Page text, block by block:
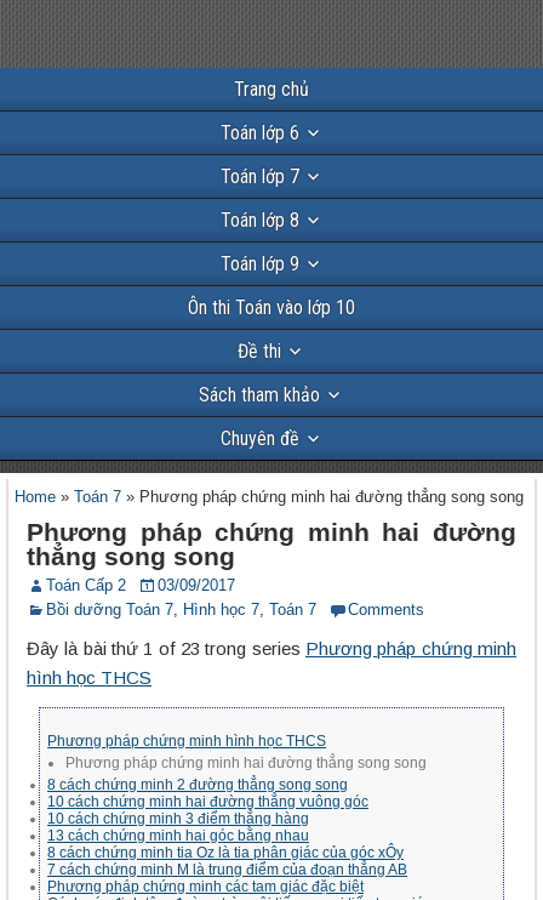
Trang chủ
Toán lớp 6
Toán lớp 7
Toán lớp 8
Toán lớp 9
Ôn thi Toán vào lớp 10
Đề thi
Sách tham khảo
Chuyên đề
Home » Toán 7 » Phương pháp chứng minh hai đường thẳng song song
Phương pháp chứng minh hai đường
thẳng song song
Toán Cấp 2
03/09/2017
Bồi dưỡng Toán 7, Hình học 7, Toán 7 Comments
Đây là bài thứ 1 of 23 trong series Phương pháp chứng minh
hình học THCS
Phương pháp chứng minh hình học THCS
Phương pháp chứng minh hai đường thẳng song song
8 cách chứng minh 2 đường thẳng song song
10 cách chứng minh hai đường thẳng vuông góc
10 cách chứng minh 3 điểm thẳng hàng
13 cách chứng minh hai góc bằng nhau
8 cách chứng minh tia Oz là tia phân giác của góc xÔy
7 cách chứng minh M là trung điểm của đoạn thẳng AB
Phương pháp chứng minh các tam giác đặc biệt